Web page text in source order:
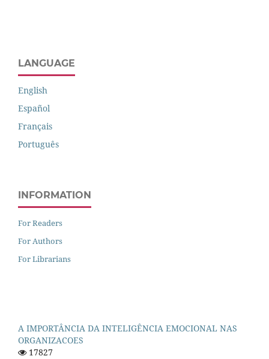
LANGUAGE
English
Español
Français
Português
INFORMATION
For Readers
For Authors
For Librarians
A IMPORTÂNCIA DA INTELIGÊNCIA EMOCIONAL NAS
ORGANIZACOES
17827